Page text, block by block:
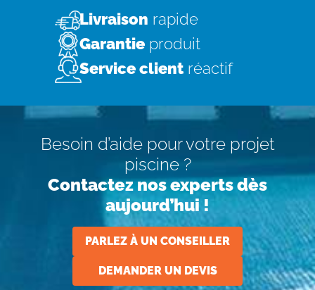
Livraison rapide
Garantie produit
Service client réactif
Besoin d’aide pour votre projet
piscine ?
Contactez nos experts dès
aujourd’hui !
PARLEZ À UN CONSEILLER
DEMANDER UN DEVIS